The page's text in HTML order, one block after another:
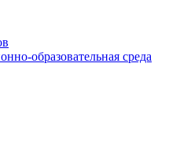
образовательная среда